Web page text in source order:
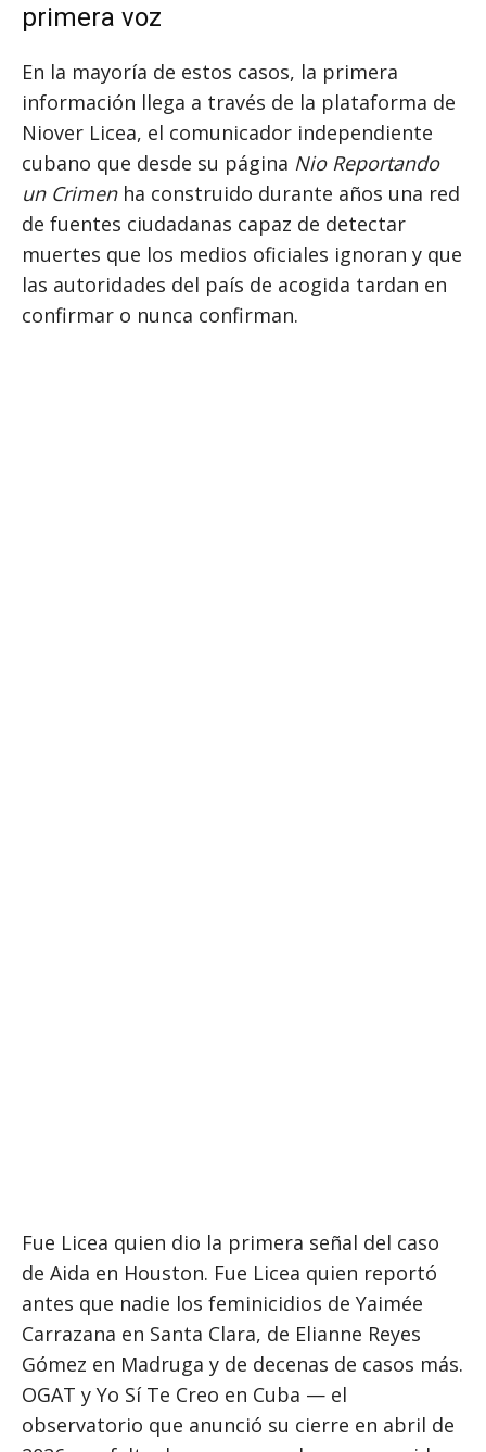
primera voz
En la mayoría de estos casos, la primera
información llega a través de la plataforma de
Niover Licea, el comunicador independiente
cubano que desde su página Nio Reportando
un Crimenha construido durante años una red
de fuentes ciudadanas capaz de detectar
muertes que los medios oficiales ignoran y que
las autoridades del país de acogida tardan en
confirmar o nunca confirman.
Fue Licea quien dio la primera señal del caso
de Aida en Houston. Fue Licea quien reportó
antes que nadie los feminicidios de Yaimée
Carrazana en Santa Clara, de Elianne Reyes
Gómez en Madruga y de decenas de casos más.
OGAT y Yo Sí Te Creo en Cuba — el
observatorio que anunció su cierre en abril de